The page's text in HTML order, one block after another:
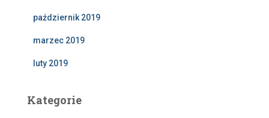
październik 2019
marzec 2019
luty 2019
Kategorie